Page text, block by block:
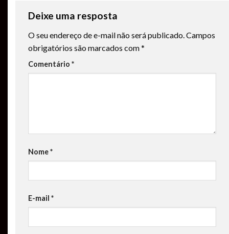
Deixe uma resposta
O seu endereço de e-mail não será publicado.Campos
obrigatórios são marcados com*
Comentário *
Nome*
E-mail *